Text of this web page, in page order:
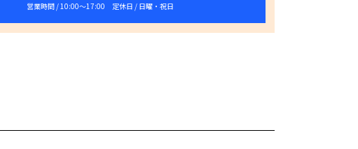
営業時間 / 10:00～17:00 定休日 / 日曜・祝日